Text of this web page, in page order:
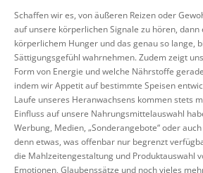
Schaffen wir es, von äußeren Reizen oder
auf unsere körperlichen Signale zu hören, dann
körperlichem Hunger und das genau so lange,
Sättigungsgefühl wahrnehmen. Zudem zeigt
Form von Energie und welche Nährstoffe
indem wir Appetit auf bestimmte Speisen
Laufe unseres Heranwachsens kommen stets
Einfluss auf unsere Nahrungsmittelauswahl
Werbung, Medien, „Sonderangebote“ oder auch
denn etwas, was offenbar nur begrenzt
die Mahlzeitengestaltung und Produktauswahl
Emotionen, Glaubenssätze und noch vieles